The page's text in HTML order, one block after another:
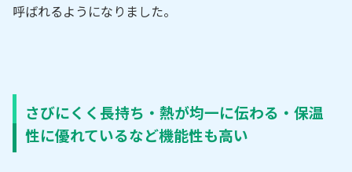
呼ばれるようになりました。
さびにくく長持ち・熱が均一に伝わる・保温
性に優れているなど機能性も高い